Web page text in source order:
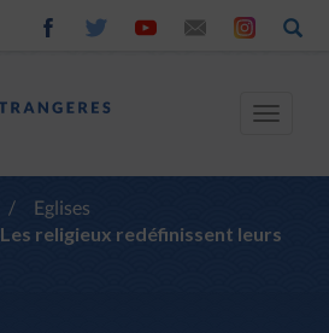
Toggle
/
Eglises
Les religieux redéfinissent leurs